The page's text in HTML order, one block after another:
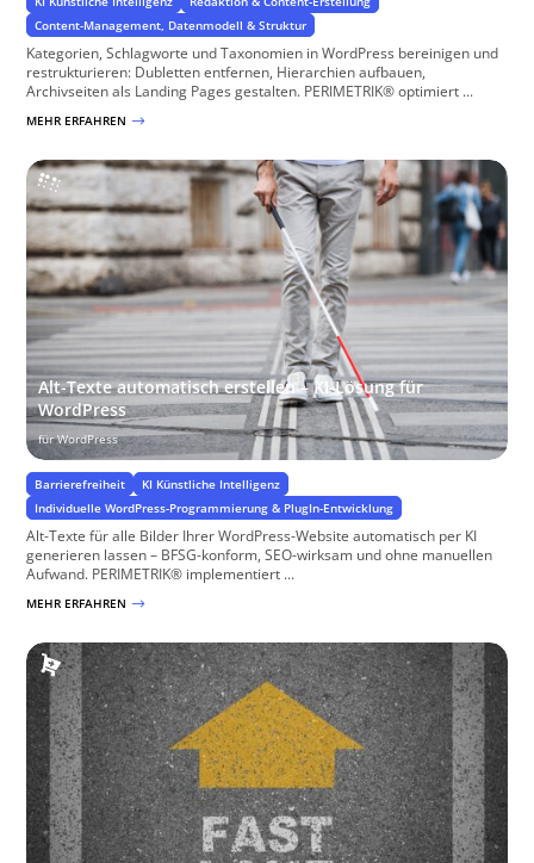
Content-Management, Datenmodell & Struktur
Kategorien, Schlagworte und Taxonomien in WordPress bereinigen und
restrukturieren: Dubletten entfernen, Hierarchien aufbauen,
Archivseiten als Landing Pages gestalten. PERIMETRIK® optimiert ...
MEHR ERFAHREN $
Alt-Texte automatisch erstellen – KI-Lösung für
WordPress
für WordPress
Barrierefreiheit
KI Künstliche Intelligenz
Individuelle WordPress-Programmierung & PlugIn-Entwicklung
Alt-Texte für alle Bilder Ihrer WordPress-Website automatisch per KI
generieren lassen – BFSG-konform, SEO-wirksam und ohne manuellen
Aufwand. PERIMETRIK® implementiert ...
MEHR ERFAHREN $